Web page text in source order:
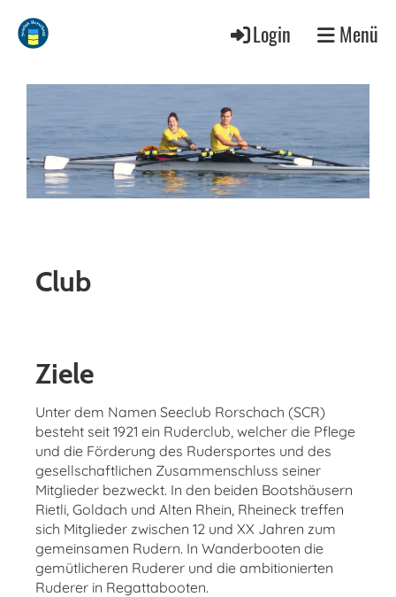
Login Menü
Club
Ziele
Unter dem Namen Seeclub Rorschach (SCR)
besteht seit 1921 ein Ruderclub, welcher die Pflege
und die Förderung des Rudersportes und des
gesellschaftlichen Zusammenschluss seiner
Mitglieder bezweckt. In den beiden Bootshäusern
Rietli, Goldach und Alten Rhein, Rheineck treffen
sich Mitglieder zwischen 12 und XX Jahren zum
gemeinsamen Rudern. In Wanderbooten die
gemütlicheren Ruderer und die ambitionierten
Ruderer in Regattabooten.